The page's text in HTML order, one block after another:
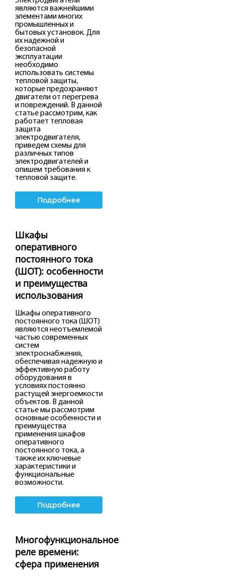
являются важнейшими
элементами многих
промышленных и
бытовых установок. Для
их надежной и
безопасной
эксплуатации
необходимо
использовать системы
тепловой защиты,
которые предохраняют
двигатели от перегрева
и повреждений. В данной
статье рассмотрим, как
работает тепловая
защита
электродвигателя,
приведем схемы для
различных типов
электродвигателей и
опишем требования к
тепловой защите.
Подробнее
Шкафы
оперативного
постоянного тока
(ШОТ): особенности
и преимущества
использования
Шкафы оперативного
постоянного тока (ШОТ)
являются неотъемлемой
частью современных
систем
электроснабжения,
обеспечивая надежную и
эффективную работу
оборудования в
условиях постоянно
растущей энергоемкости
объектов. В данной
статье мы рассмотрим
основные особенности и
преимущества
применения шкафов
оперативного
постоянного тока, а
также их ключевые
характеристики и
функциональные
возможности.
Подробнее
Многофункциональное
реле времени:
сфера применения